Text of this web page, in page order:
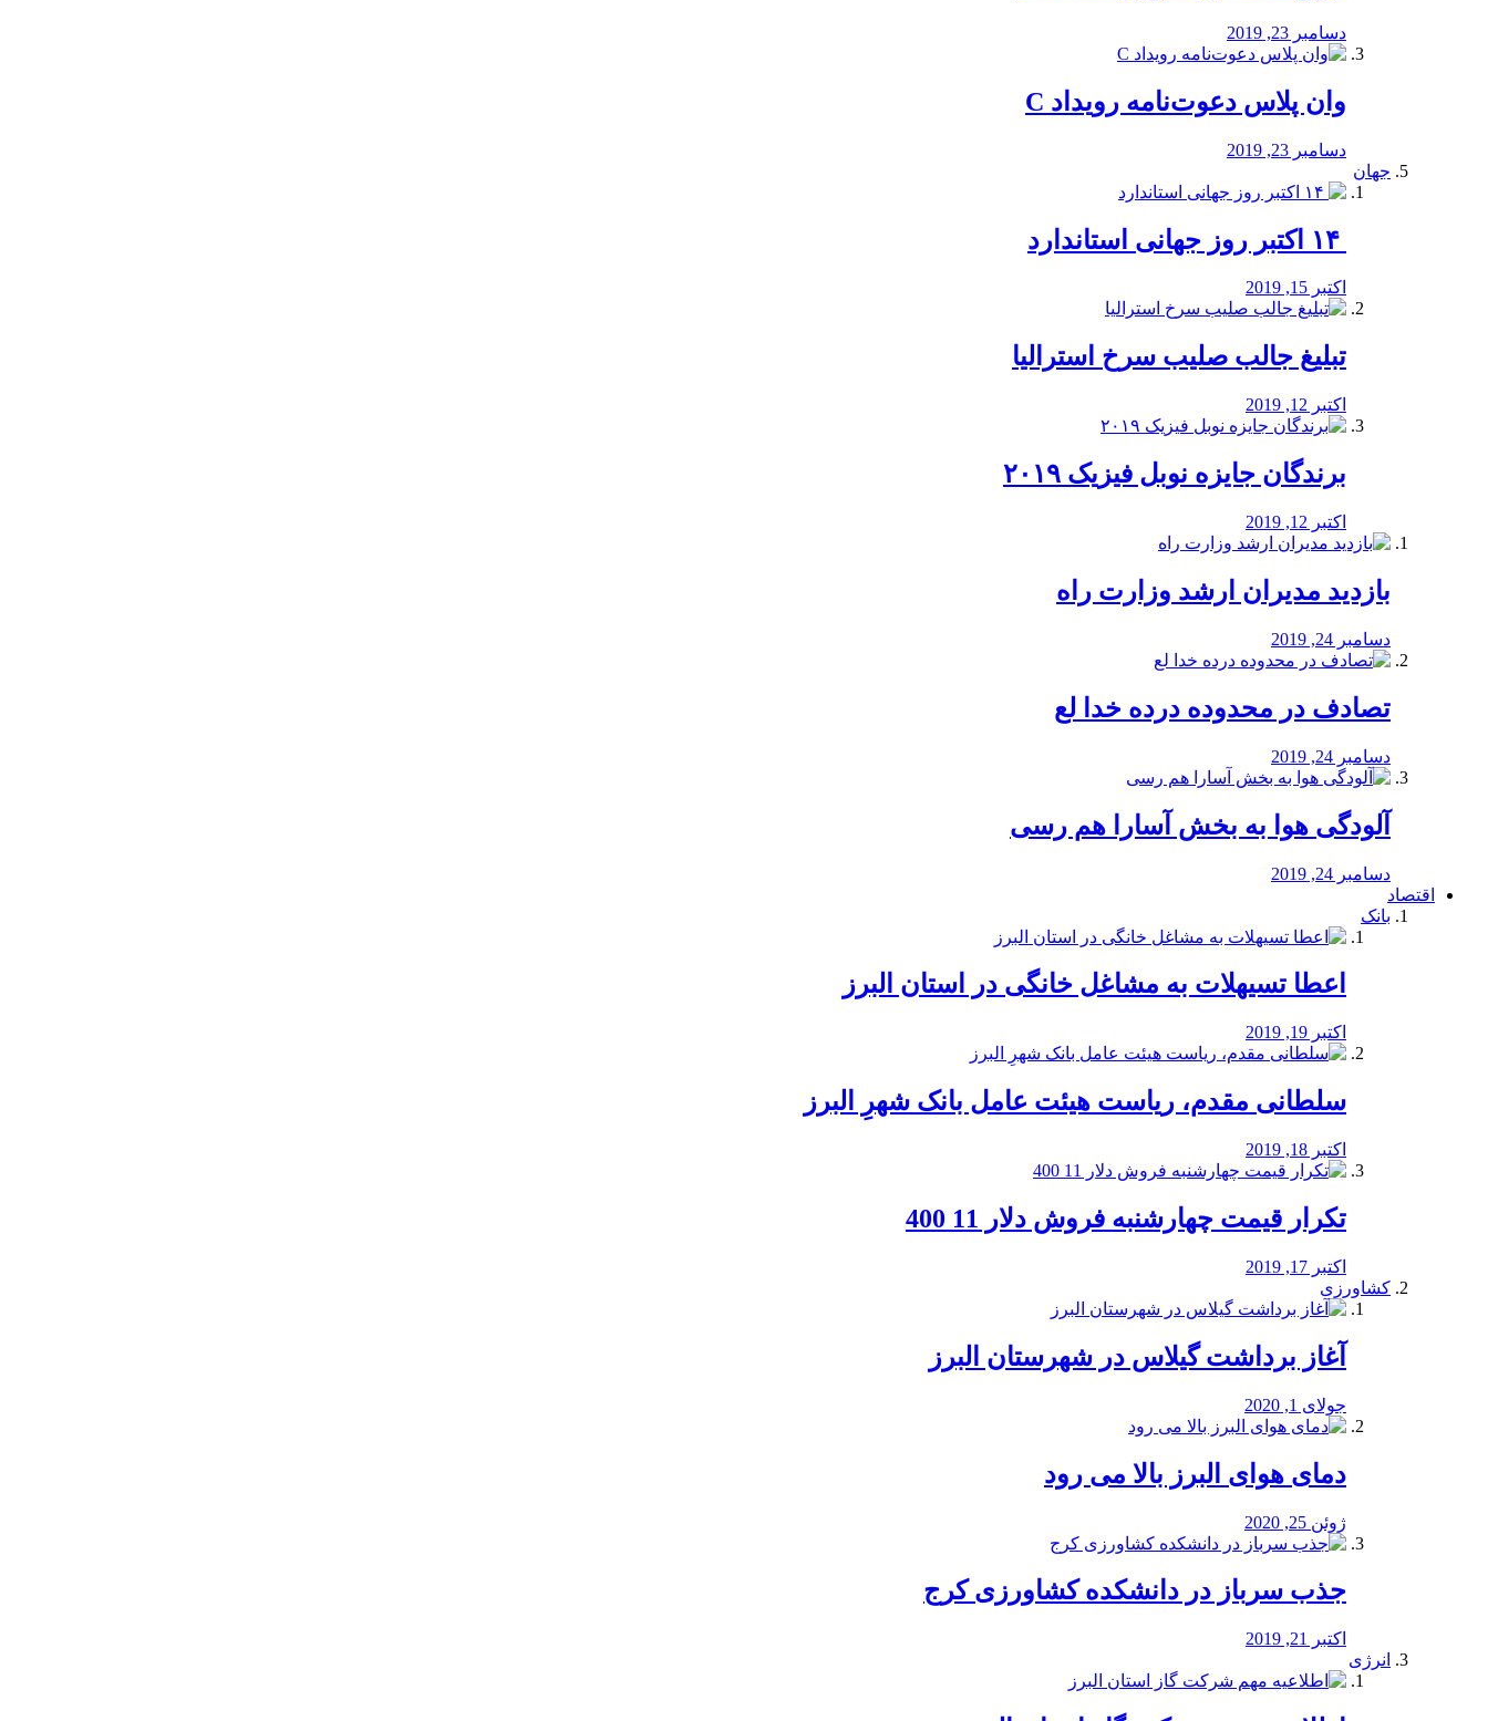
دسامبر 23, 2019
وان پلاس دعوت‌نامه رویداد C
دسامبر 23, 2019
جهان
اکتبر 15, 2019
تبلیغ جالب صلیب سرخ استرالیا
اکتبر 12, 2019
برندگان جایزه نوبل فیزیک ۲۰۱۹
اکتبر 12, 2019
بازدید مدیران ارشد وزارت راه
دسامبر 24, 2019
تصادف در محدوده درده خدا لع
دسامبر 24, 2019
آلودگی هوا به بخش آسارا هم رسی
دسامبر 24, 2019
اقتصاد
بانک
️اعطا تسیهلات به مشاغل خانگی در استان البرز
اکتبر 19, 2019
سلطانی مقدم، ریاست هیئت عامل بانک شهرِ البرز
اکتبر 18, 2019
تکرار قیمت چهارشنبه فروش دلار 11 400
اکتبر 17, 2019
کشاورزی
آغاز برداشت گیلاس در شهرستان البرز
جولای 1, 2020
دمای هوای البرز بالا می رود
ژوئن 25, 2020
جذب سرباز در دانشکده کشاورزی کرج
اکتبر 21, 2019
انرژی